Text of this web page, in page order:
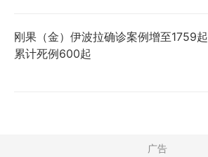
刚果（金）伊波拉确诊案例增至1759起
累计死例600起